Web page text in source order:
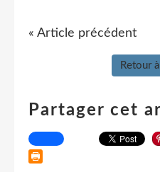
« Article précédent
Retour
Partager cet